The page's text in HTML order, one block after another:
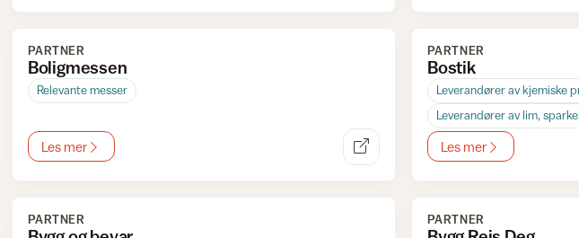
PARTNER
Boligmessen
Relevante messer
Les mer
PARTNER
Bostik
Leverandører av kjemiske
Leverandører av lim,
Les mer
PARTNER PARTNER